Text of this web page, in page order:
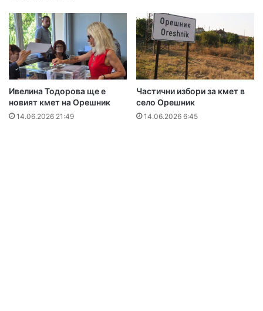
Ивелина Тодорова ще е
новият кмет на Орешник
14.06.2026 21:49
Частични избори за кмет в
село Орешник
14.06.2026 6:45